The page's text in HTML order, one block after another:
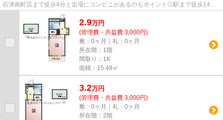
石津南町店まで徒歩4分と近場にコンビニがあるのもポイント◎駅まで徒歩14分
の物件です◎敷地内ごみ置き場が...
2.9万円
(管理費・共益費 3,000円)
敷：0ヶ月｜礼：0ヶ月
所在階：1階
間取り：1K
面積：15.48㎡
3.2万円
(管理費・共益費 3,000円)
敷：0ヶ月｜礼：0ヶ月
所在階：2階